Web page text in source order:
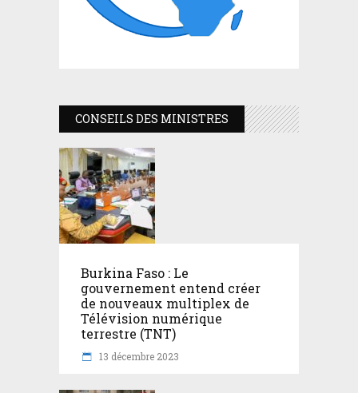
CONSEILS DES MINISTRES
Burkina Faso : Le
gouvernement entend créer
de nouveaux multiplex de
Télévision numérique
terrestre (TNT)
13 décembre 2023